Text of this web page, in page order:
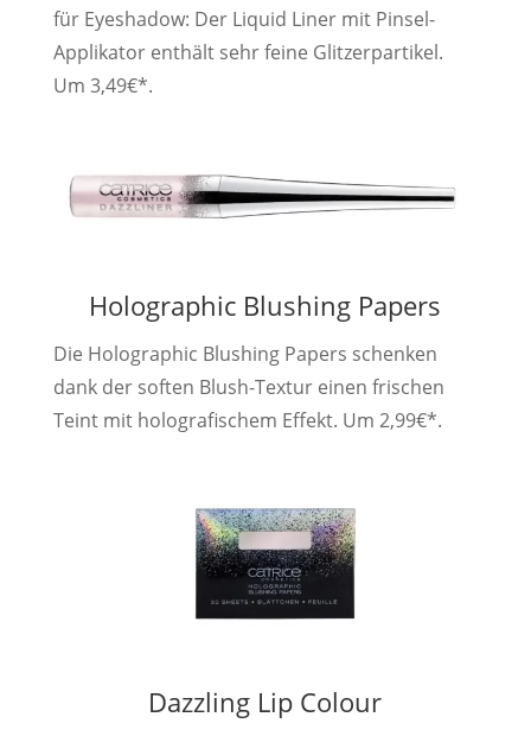
für Eyeshadow: Der Liquid Liner mit Pinsel-
Applikator enthält sehr feine Glitzerpartikel.
Um 3,49€*.
Holographic Blushing Papers
Die Holographic Blushing Papers schenken
dank der soften Blush-Textur einen frischen
Teint mit holografischem Effekt. Um 2,99€*.
Dazzling Lip Colour